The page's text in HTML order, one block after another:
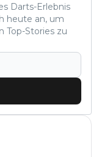
Darts-Erlebnis
heute an, um
Top-Stories zu